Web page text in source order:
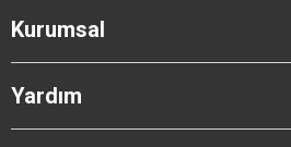
Kurumsal
Yardım